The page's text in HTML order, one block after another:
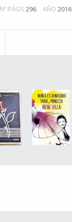
Nº PÁGS 296 AÑO 2016